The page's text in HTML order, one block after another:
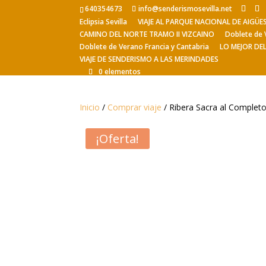
640354673
info@senderismosevilla.net
Eclipsia Sevilla
VIAJE AL PARQUE NACIONAL DE
CAMINO DEL NORTE TRAMO II VIZCAINO
Doblete de
Doblete de Verano Francia y Cantabria
LO MEJOR
VIAJE DE SENDERISMO A LAS MERINDADES
0 elementos
Inicio / Comprar viaje / Ribera Sacra al
¡Oferta!